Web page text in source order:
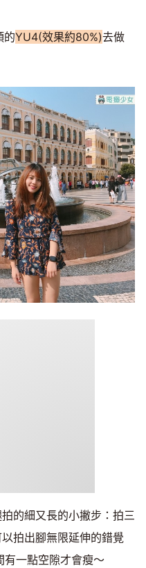
的YU4(效果約80%)去做
的細又長的小撇步：拍三
以拍出腳無限延伸的錯覺
一點空隙才會瘦～